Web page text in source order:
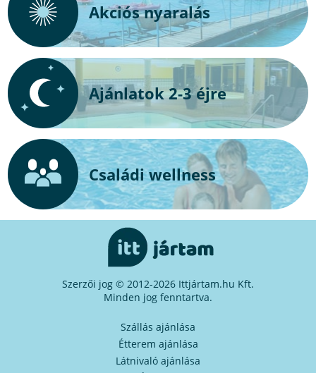
Akciós nyaralás
Ajánlatok 2-3 éjre
Családi wellness
Szerzői jog © 2012-2026 Ittjártam.hu Kft.
Minden jog fenntartva.
Szállás ajánlása
Étterem ajánlása
Látnivaló ajánlása